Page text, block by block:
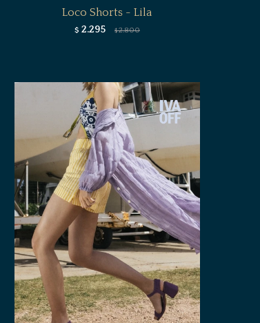
Loco Shorts - Lila
$ 2.295 $ 2.800